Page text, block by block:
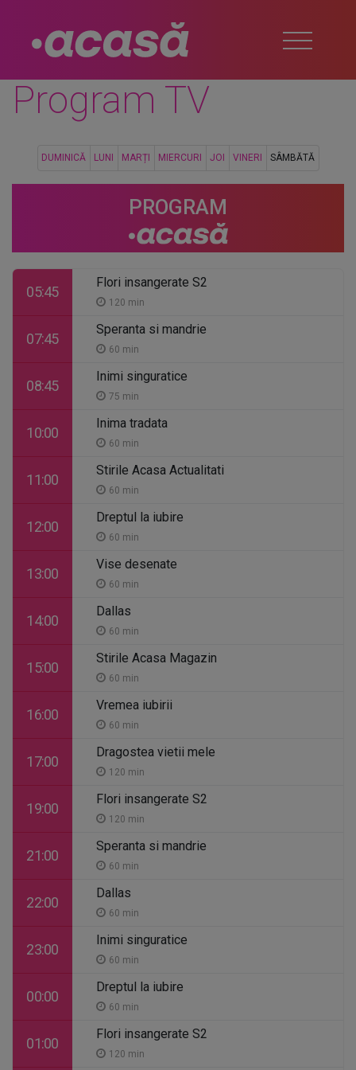
Program TV
DUMINICĂ LUNI MARȚI MIERCURI JOI VINERI SÂMBĂTĂ
PROGRAM
05:45
Flori insangerate S2
120 min
07:45
Speranta si mandrie
60 min
08:45
Inimi singuratice
75 min
10:00
Inima tradata
60 min
11:00
Stirile Acasa Actualitati
60 min
12:00
Dreptul la iubire
60 min
13:00
Vise desenate
60 min
14:00
Dallas
60 min
15:00
Stirile Acasa Magazin
60 min
16:00
Vremea iubirii
60 min
17:00
Dragostea vietii mele
120 min
19:00
Flori insangerate S2
120 min
21:00
Speranta si mandrie
60 min
22:00
Dallas
60 min
23:00
Inimi singuratice
60 min
00:00
Dreptul la iubire
60 min
01:00
Flori insangerate S2
120 min